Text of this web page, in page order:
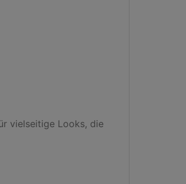
vielseitige Looks, die